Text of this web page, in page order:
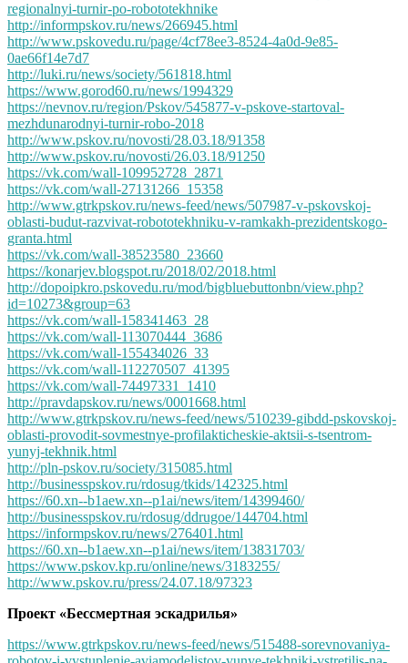
regionalnyi-turnir-po-robototekhnike
http://informpskov.ru/news/266945.html
http://www.pskovedu.ru/page/4cf78ee3-8524-4a0d-9e85-
0ae66f14e7d7
http://luki.ru/news/society/561818.html
https://www.gorod60.ru/news/1994329
https://nevnov.ru/region/Pskov/545877-v-pskove-startoval-
mezhdunarodnyi-turnir-robo-2018
http://www.pskov.ru/novosti/28.03.18/91358
http://www.pskov.ru/novosti/26.03.18/91250
https://vk.com/wall-109952728_2871
https://vk.com/wall-27131266_15358
http://www.gtrkpskov.ru/news-feed/news/507987-v-pskovskoj-
oblasti-budut-razvivat-robototekhniku-v-ramkakh-prezidentskogo-
granta.html
https://vk.com/wall-38523580_23660
https://konarjev.blogspot.ru/2018/02/2018.html
http://dopoipkro.pskovedu.ru/mod/bigbluebuttonbn/view.php?
id=10273&group=63
https://vk.com/wall-158341463_28
https://vk.com/wall-113070444_3686
https://vk.com/wall-155434026_33
https://vk.com/wall-112270507_41395
https://vk.com/wall-74497331_1410
http://pravdapskov.ru/news/0001668.html
http://www.gtrkpskov.ru/news-feed/news/510239-gibdd-pskovskoj-
oblasti-provodit-sovmestnye-profilakticheskie-aktsii-s-tsentrom-
yunyj-tekhnik.html
http://pln-pskov.ru/society/315085.html
http://businesspskov.ru/rdosug/tkids/142325.html
https://60.xn--b1aew.xn--p1ai/news/item/14399460/
http://businesspskov.ru/rdosug/ddrugoe/144704.html
https://informpskov.ru/news/276401.html
https://60.xn--b1aew.xn--p1ai/news/item/13831703/
https://www.pskov.kp.ru/online/news/3183255/
http://www.pskov.ru/press/24.07.18/97323
Проект «Бессмертная эскадрилья»
https://www.gtrkpskov.ru/news-feed/news/515488-sorevnovaniya-